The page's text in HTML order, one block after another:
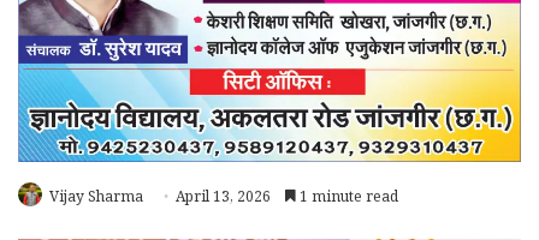
Vijay Sharma April 13, 2026 1 minute read